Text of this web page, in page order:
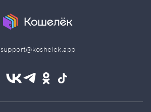
support@koshelek.app